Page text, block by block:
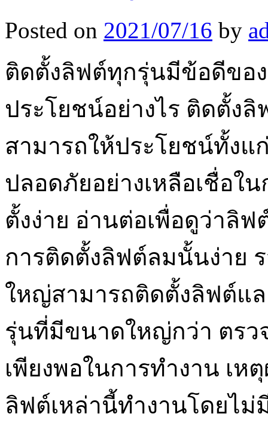
Posted on 2021/07/16 by
ติดตั้งลิฟต์ทุกรุ่นมีข้อดีข
ประโยชน์อย่างไร ติดตั้ง
สามารถให้ประโยชน์ทั้งแ
ปลอดภัยอย่างเหลือเชื่อใ
ตั้งง่าย อ่านต่อเพื่อดูว่าลิ
การติดตั้งลิฟต์ลมนั้นง่าย
ใหญ่สามารถติดตั้งลิฟต์แ
รุ่นที่มีขนาดใหญ่กว่า ตร
เพียงพอในการทำงาน เห
ลิฟต์เหล่านี้ทำงานโดยไม่